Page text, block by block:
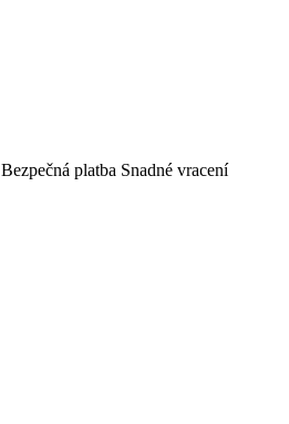
Bezpečná platba Snadné vracení